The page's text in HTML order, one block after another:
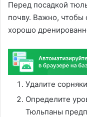
Перед посадкой
почву. Важно,
хорошо
Удалите
Определите
Тюльпаны